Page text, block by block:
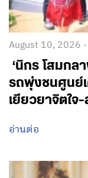
August 10, 2026
‘นิกร โสมกล
รถพุ่งชนศูนย์
เยียวยาจิตใจ
อ่านต่อ